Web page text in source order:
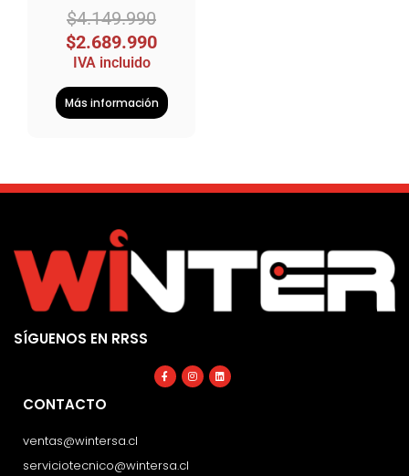
$4.149.990
$2.689.990
IVA incluido
Más información
SÍGUENOS EN RRSS
Facebook-
f
Instagram
Linkedin
CONTACTO
ventas@wintersa.cl
serviciotecnico@wintersa.cl